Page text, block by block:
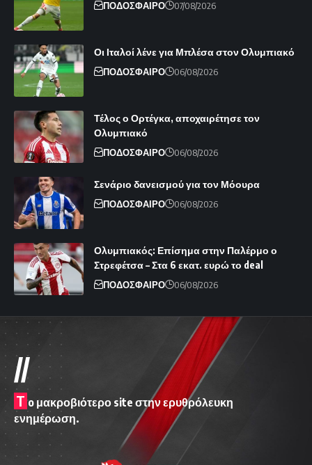
ΠΟΔΟΣΦΑΙΡΟ 07/08/2026
Οι Ιταλοί λένε για Μπλέσα στον Ολυμπιακό
ΠΟΔΟΣΦΑΙΡΟ 06/08/2026
Τέλος ο Ορτέγκα, αποχαιρέτησε τον
Ολυμπιακό
ΠΟΔΟΣΦΑΙΡΟ 06/08/2026
Σενάριο δανεισμού για τον Μόουρα
ΠΟΔΟΣΦΑΙΡΟ 06/08/2026
Ολυμπιακός: Επίσημα στην Παλέρμο ο
Στρεφέτσα – Στα 6 εκατ. ευρώ το deal
ΠΟΔΟΣΦΑΙΡΟ 06/08/2026
//
T o μακροβιότερο site στην ερυθρόλευκη
ενημέρωση.